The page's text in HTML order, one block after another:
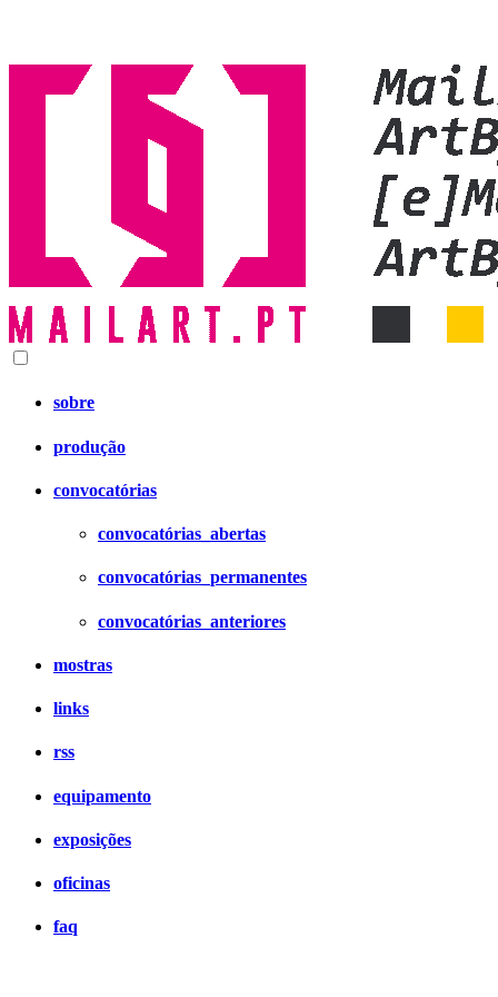
sobre
produção
convocatórias
convocatórias_abertas
convocatórias_permanentes
convocatórias_anteriores
mostras
links
rss
equipamento
exposições
oficinas
faq